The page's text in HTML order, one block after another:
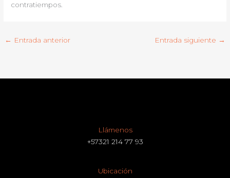
contratiempos.
← Entrada anterior Entrada siguiente →
Llámenos
+57321 214 77 93
Ubicación